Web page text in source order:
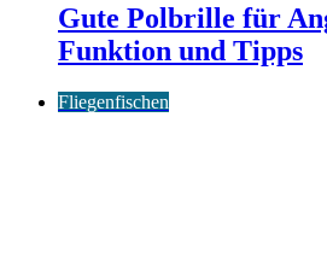
Gute Polbrille für
Funktion und Tipps
Fliegenfischen